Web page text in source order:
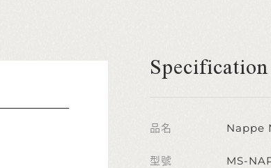
Specification
品名 Nappe
型號 MS-